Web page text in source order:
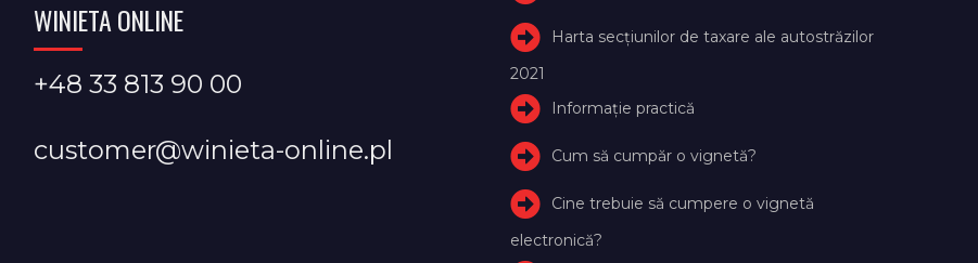
WINIETA ONLINE
+48 33 813 90 00
customer@winieta-online.pl
Harta secțiunilor de taxare ale autostrăzilor
2021
Informație practică
Cum să cumpăr o vignetă?
Cine trebuie să cumpere o vignetă
electronică?